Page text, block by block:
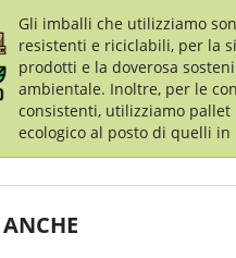
Gli imballi che utilizziamo
resistenti e riciclabili, per la
prodotti e la doverosa
ambientale. Inoltre, per le
consistenti, utilizziamo pallet
ecologico al posto di quelli in